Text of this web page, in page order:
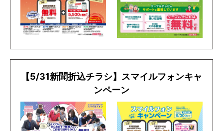
【5/31新聞折込チラシ】スマイルフォンキャ
ンペーン